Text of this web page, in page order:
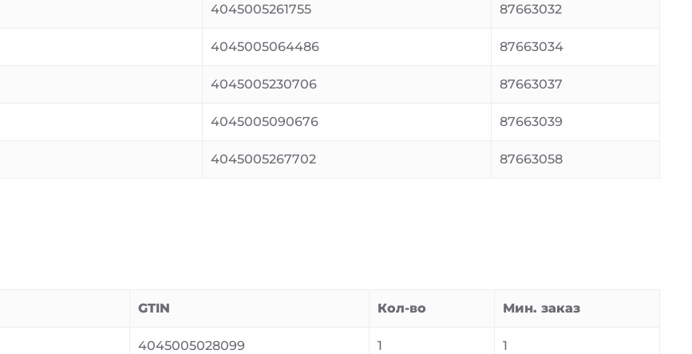
4045005261755 87663032
4045005064486 87663034
4045005230706 87663037
4045005090676 87663039
4045005267702 87663058
GTIN Кол-во Мин. заказ
4045005028099 1 1